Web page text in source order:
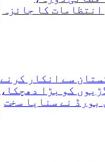
کا جائزہ
سے انکار کرنے
کو بڑا دھچکا،
بورڈ نے سنایا سخت